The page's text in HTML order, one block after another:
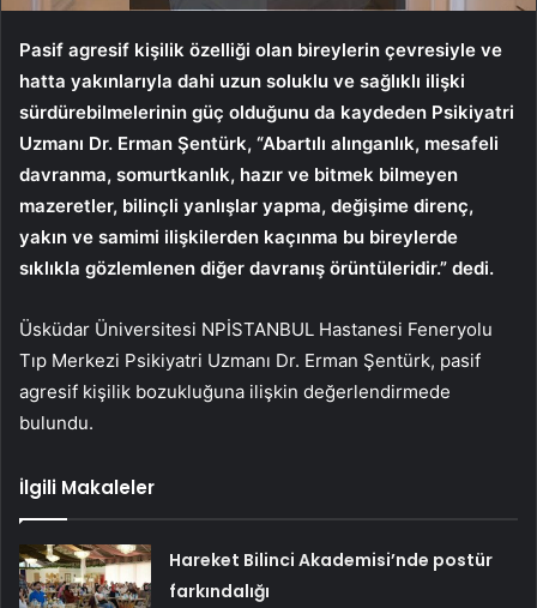
Pasif agresif kişilik özelliği olan bireylerin çevresiyle ve
hatta yakınlarıyla dahi uzun soluklu ve sağlıklı ilişki
sürdürebilmelerinin güç olduğunu da kaydeden Psikiyatri
Uzmanı Dr. Erman Şentürk, “Abartılı alınganlık, mesafeli
davranma, somurtkanlık, hazır ve bitmek bilmeyen
mazeretler, bilinçli yanlışlar yapma, değişime direnç,
yakın ve samimi ilişkilerden kaçınma bu bireylerde
sıklıkla gözlemlenen diğer davranış örüntüleridir.” dedi.
Üsküdar Üniversitesi NPİSTANBUL Hastanesi Feneryolu
Tıp Merkezi Psikiyatri Uzmanı Dr. Erman Şentürk, pasif
agresif kişilik bozukluğuna ilişkin değerlendirmede
bulundu.
İlgili Makaleler
Hareket Bilinci Akademisi’nde postür
farkındalığı